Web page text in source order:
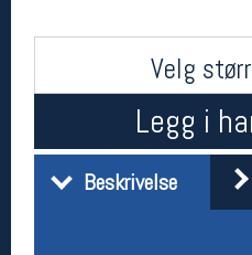
Velg
Legg i
Beskrivelse
Her finner du oss